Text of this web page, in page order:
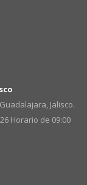
Jalisco.
Horario de 09:00